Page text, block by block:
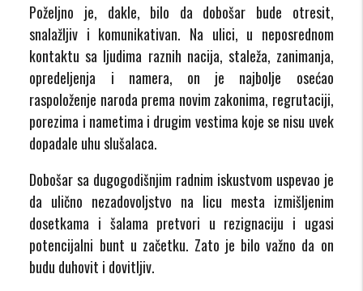
Poželjno je, dakle, bilo da dobošar bude otresit,
snalažljiv i komunikativan. Na ulici, u neposrednom
kontaktu sa ljudima raznih nacija, staleža, zanimanja,
opredeljenja i namera, on je najbolje osećao
raspoloženje naroda prema novim zakonima, regrutaciji,
porezima i nametima i drugim vestima koje se nisu uvek
dopadale uhu slušalaca.
Dobošar sa dugogodišnjim radnim iskustvom uspevao je
da ulično nezadovoljstvo na licu mesta izmišljenim
dosetkama i šalama pretvori u rezignaciju i ugasi
potencijalni bunt u začetku. Zato je bilo važno da on
budu duhovit i dovitljiv.